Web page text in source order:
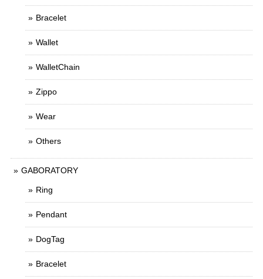
Bracelet
Wallet
WalletChain
Zippo
Wear
Others
GABORATORY
Ring
Pendant
DogTag
Bracelet